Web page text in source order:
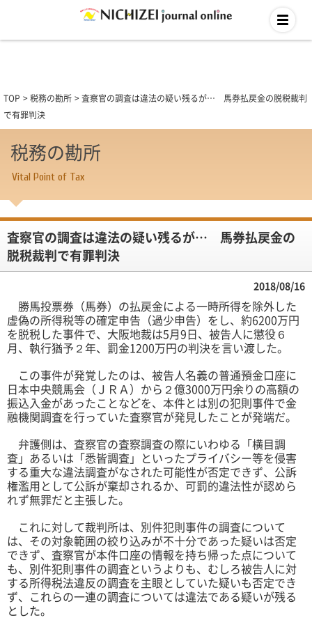
TOP 税務の勘所
査察官の調査は違法の疑い残るが… 馬券払戻金の脱税裁判
で有罪判決
税務の勘所
Vital Point of Tax
査察官の調査は違法の疑い残るが… 馬券払戻金の
脱税裁判で有罪判決
2018/08/16
勝馬投票券（馬券）の払戻金による一時所得を除外した
虚偽の所得税等の確定申告（過少申告）をし、約6200万円
を脱税した事件で、大阪地裁は5月9日、被告人に懲役６
月、執行猶予２年、罰金1200万円の判決を言い渡した。
この事件が発覚したのは、被告人名義の普通預金口座に
日本中央競馬会（ＪＲＡ）から２億3000万円余りの高額の
振込入金があったことなどを、本件とは別の犯則事件で金
融機関調査を行っていた査察官が発見したことが発端だ。
弁護側は、査察官の査察調査の際にいわゆる「横目調
査」あるいは「悉皆調査」といったプライバシー等を侵害
する重大な違法調査がなされた可能性が否定できず、公訴
権濫用として公訴が棄却されるか、可罰的違法性が認めら
れず無罪だと主張した。
これに対して裁判所は、別件犯則事件の調査について
は、その対象範囲の絞り込みが不十分であった疑いは否定
できず、査察官が本件口座の情報を持ち帰った点について
も、別件犯則事件の調査というよりも、むしろ被告人に対
する所得税法違反の調査を主眼としていた疑いも否定でき
ず、これらの一連の調査については違法である疑いが残る
とした。